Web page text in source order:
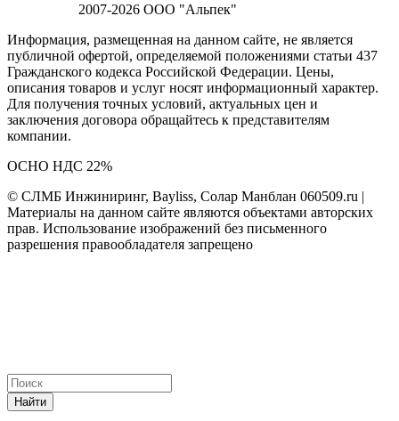
2007-2026 ООО "Альпек"
Информация, размещенная на данном сайте, не является
публичной офертой, определяемой положениями статьи 437
Гражданского кодекса Российской Федерации. Цены,
описания товаров и услуг носят информационный характер.
Для получения точных условий, актуальных цен и
заключения договора обращайтесь к представителям
компании.
ОСНО НДС 22%
© СЛМБ Инжиниринг, Bayliss, Солар Манблан 060509.ru |
Материалы на данном сайте являются объектами авторских
прав. Использование изображений без письменного
разрешения правообладателя запрещено
Найти